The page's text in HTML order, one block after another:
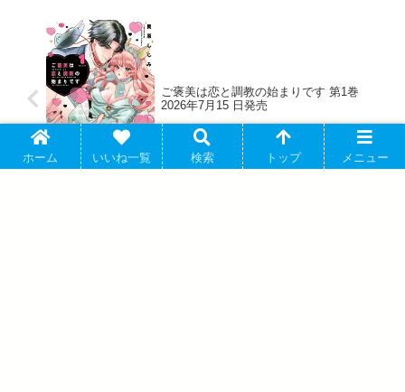
ご褒美は恋と調教の始まりです 第1巻
2026年7月15 日発売
ホーム いいね一覧 検索 トップ メニュー